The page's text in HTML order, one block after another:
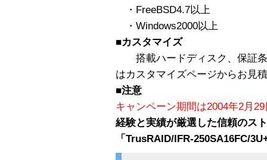
・FreeBSD4.7以上
・Windows2000以上
■カスタマイズ
搭載ハードディスク、保証条
はカスタマイズページからお見
■注意
キャンペーン期間は2004年2月
経験と実績が厳選した信頼のス
「TrusRAID/IFR-250SA16FC/